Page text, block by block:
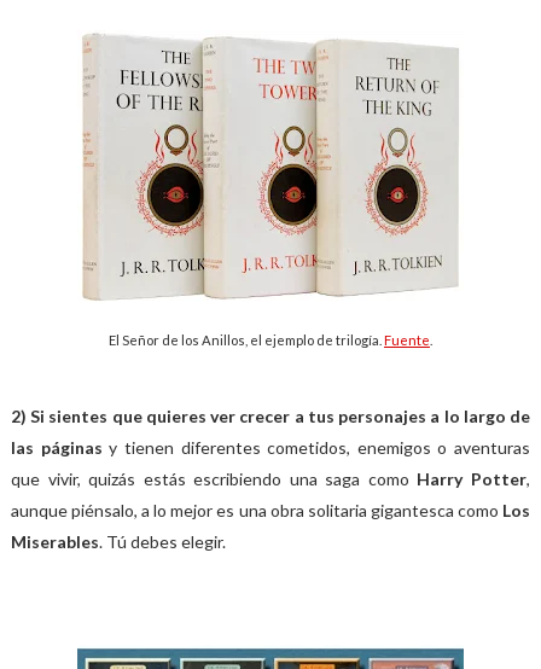
El Señor de los Anillos, el ejemplo de trilogía. Fuente
2) Si sientes que quieres ver crecer a tus personajes a lo largo de
las páginasy tienen diferentes cometidos, enemigos o aventuras
que vivir, quizás estás escribiendo una saga como Harry Potter,
aunque piénsalo, a lo mejor es una obra solitaria gigantesca como Los
Miserables. Tú debes elegir.